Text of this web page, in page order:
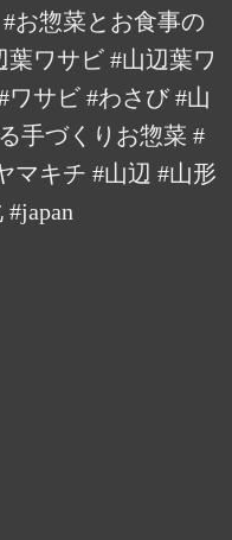
お惣菜とお食事の
葉ワサビ #山辺葉ワ
サビ #わさび #山
手づくりお惣菜 #
マキチ #山辺 #山形